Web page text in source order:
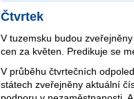
Čtvrtek
V tuzemsku budou
cen za květen. Predikuje se
V průběhu čtvrtečních
státech zveřejněny aktuální